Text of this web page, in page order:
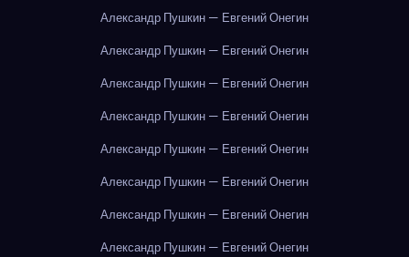
Александр Пушкин — Евгений Онегин
Александр Пушкин — Евгений Онегин
Александр Пушкин — Евгений Онегин
Александр Пушкин — Евгений Онегин
Александр Пушкин — Евгений Онегин
Александр Пушкин — Евгений Онегин
Александр Пушкин — Евгений Онегин
Александр Пушкин — Евгений Онегин